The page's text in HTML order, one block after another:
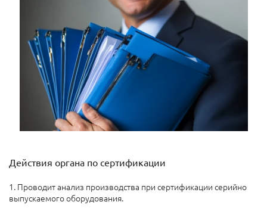
Действия органа по сертификации
1. Проводит анализ производства при сертификации серийно
выпускаемого оборудования.